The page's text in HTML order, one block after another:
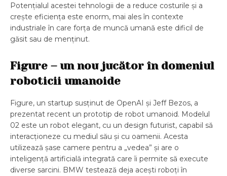
Potențialul acestei tehnologii de a reduce costurile și a
crește eficiența este enorm, mai ales în contexte
industriale în care forța de muncă umană este dificil de
găsit sau de menținut.
Figure – un nou jucător în domeniul
roboticii umanoide
Figure, un startup susținut de OpenAI și Jeff Bezos, a
prezentat recent un prototip de robot umanoid. Modelul
02 este un robot elegant, cu un design futurist, capabil să
interacționeze cu mediul său și cu oamenii. Acesta
utilizează șase camere pentru a „vedea” și are o
inteligență artificială integrată care îi permite să execute
diverse sarcini. BMW testează deja acești roboți în